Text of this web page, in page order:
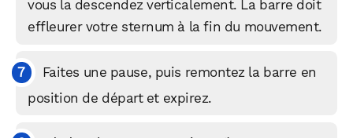
vous la descendez verticalement. La barre doit
effleurer votre sternum à la fin du mouvement.
Faites une pause, puis remontez la barre en
position de départ et expirez.
WhatsApp Telegram Email
Facebook